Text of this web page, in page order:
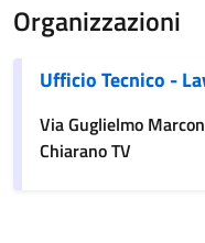
Organizzazioni
Ufficio Tecnico -
Via Guglielmo
Chiarano TV